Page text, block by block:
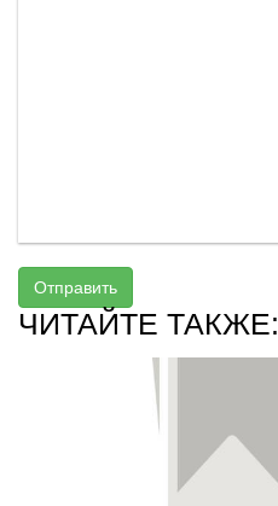
Отправить
ЧИТАЙТЕ ТАКЖЕ: